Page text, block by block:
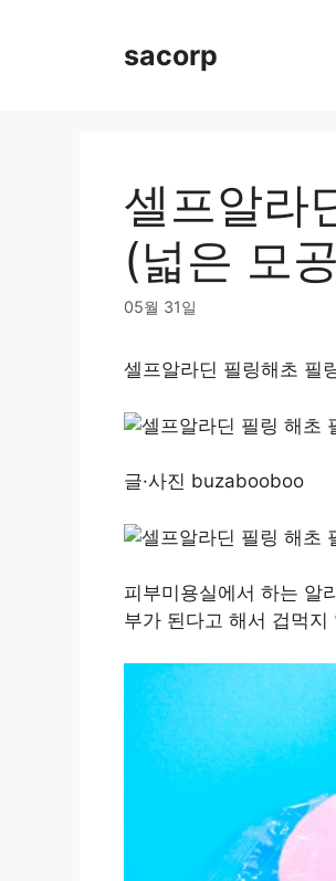
sacorp
셀프알라
(넓은 모
05월 31일
셀프알라딘 필링해초 필
글·사진 buzabooboo
피부미용실에서 하는 알
부가 된다고 해서 겁먹